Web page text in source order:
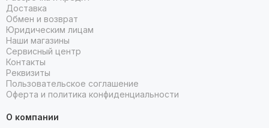
Доставка
Обмен и возврат
Юридическим лицам
Наши магазины
Сервисный центр
Контакты
Реквизиты
Пользовательское соглашение
Оферта и политика конфиденциальности
О компании